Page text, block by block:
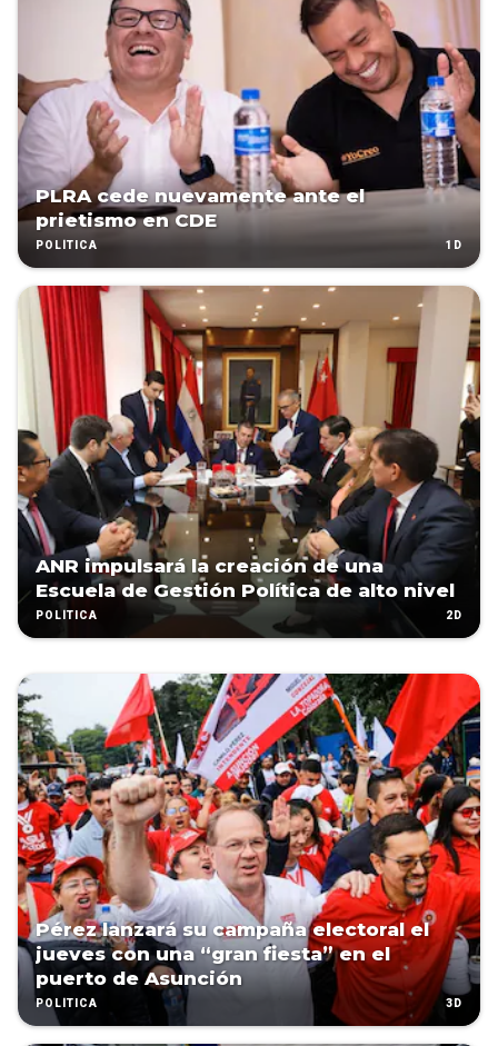
PLRA cede nuevamente ante el
prietismo en CDE
POLÍTICA 1D
ANR impulsará la creación de una
Escuela de Gestión Política de alto nivel
POLÍTICA 2D
Pérez lanzará su campaña electoral el
jueves con una “gran fiesta” en el
puerto de Asunción
POLÍTICA 3D